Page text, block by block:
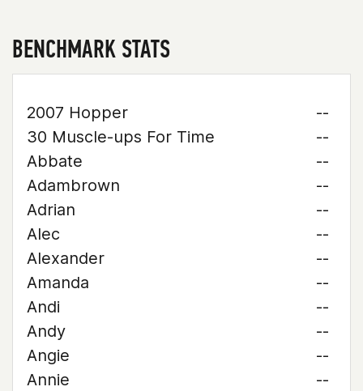
BENCHMARK STATS
2007 Hopper
--
30 Muscle-ups For Time
--
Abbate
--
Adambrown
--
Adrian
--
Alec
--
Alexander
--
Amanda
--
Andi
--
Andy
--
Angie
--
Annie
--